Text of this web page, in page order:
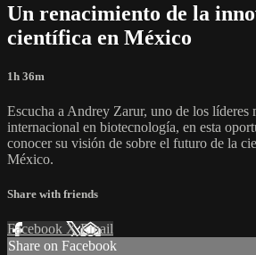
Un renacimiento de la
científica en México
1h 36m
Escucha a Andrey Zarur, uno de los líderes
internacional en biotecnología, en esta
conocer su visión de sobre el futuro de la
México.
Share with friends
Facebook XEmail
Share on Facebook